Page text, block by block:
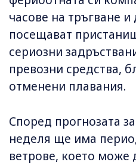
часове на тръгване и
посещават
сериозни
превозни средства,
отменени плавания.
Според прогнозата
неделя ще има
ветрове, което може